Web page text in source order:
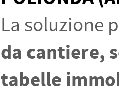
La soluzione
da cantiere,
tabelle